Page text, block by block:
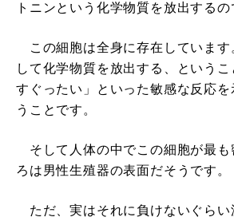
トニンという化学物質を放出するの
この細胞は全身に存在しています
して化学物質を放出する、というこ
すぐったい」といった敏感な反応
うことです。
そして人体の中でこの細胞が最も
ろは男性生殖器の表面だそうです。
ただ、実はそれに負けないぐらい